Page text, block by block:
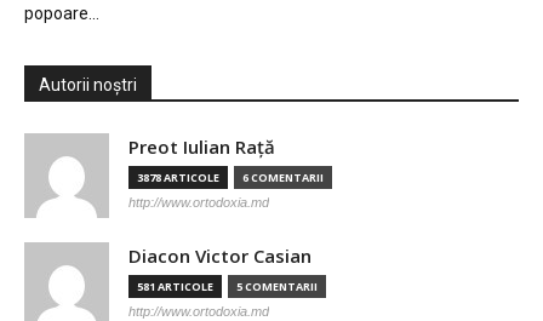
popoare…
Autorii noștri
Preot Iulian Raţă
3878 ARTICOLE 6 COMENTARII
http://www.ortodoxia.md
Diacon Victor Casian
581 ARTICOLE 5 COMENTARII
http://www.ortodoxia.md